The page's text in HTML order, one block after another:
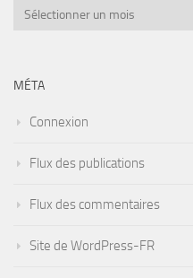
Archives
MÉTA
Connexion
Flux des publications
Flux des commentaires
Site de WordPress-FR